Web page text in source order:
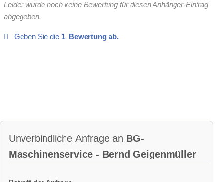
Leider wurde noch keine Bewertung für diesen Anhänger-Eintrag
abgegeben.
Geben Sie die 1. Bewertung ab.
Unverbindliche Anfrage an BG-
Maschinenservice - Bernd Geigenmüller